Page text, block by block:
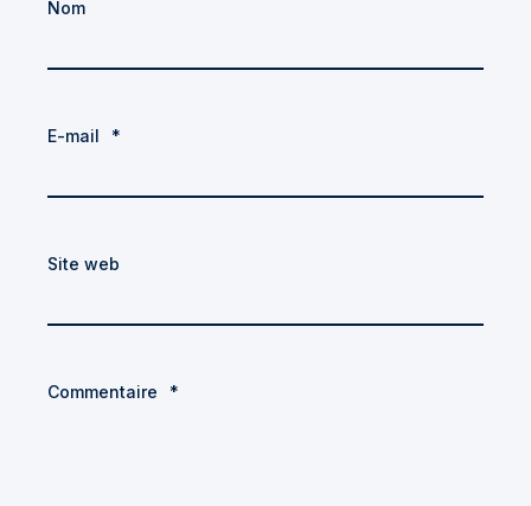
Nom
E-mail *
Site web
Commentaire *